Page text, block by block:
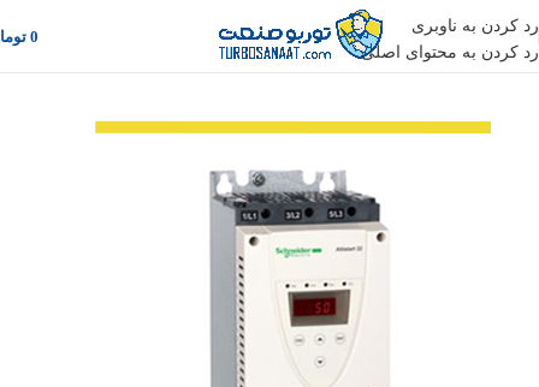
رد کردن به ناوبری
رد کردن به محتوای اصلی
0